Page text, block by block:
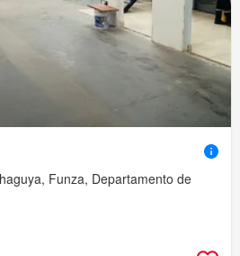
Funza, Departamento de